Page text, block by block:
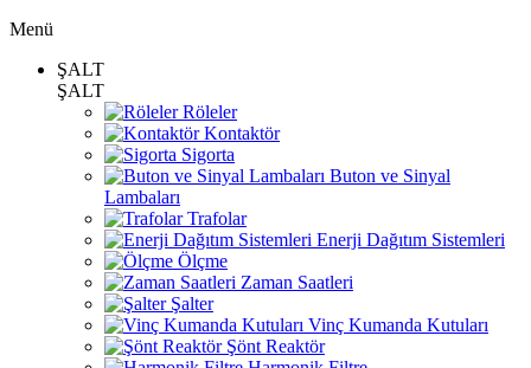
Menü
ŞALT
ŞALT
Röleler
Kontaktör
Sigorta
Buton ve Sinyal
Lambaları
Trafolar
Enerji Dağıtım Sistemleri
Ölçme
Zaman Saatleri
Şalter
Vinç Kumanda Kutuları
Şönt Reaktör